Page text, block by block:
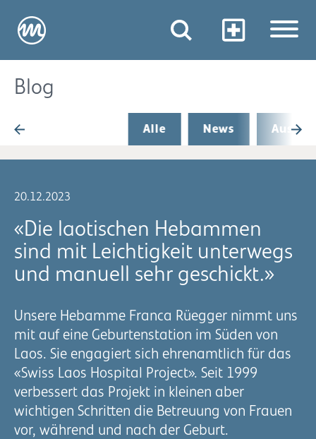
Blog
Alle News Aus
20.12.2023
«Die laotischen Hebammen
sind mit Leichtigkeit unterwegs
und manuell sehr geschickt.»
Unsere Hebamme Franca Rüegger nimmt uns
mit auf eine Geburtenstation im Süden von
Laos. Sie engagiert sich ehrenamtlich für das
«Swiss Laos Hospital Project». Seit 1999
verbessert das Projekt in kleinen aber
wichtigen Schritten die Betreuung von Frauen
vor, während und nach der Geburt.